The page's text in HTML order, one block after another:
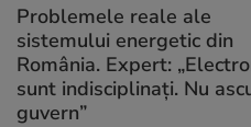
Problemele reale ale
sistemului energetic din
România. Expert:
sunt indisciplinați. Nu
guvern”